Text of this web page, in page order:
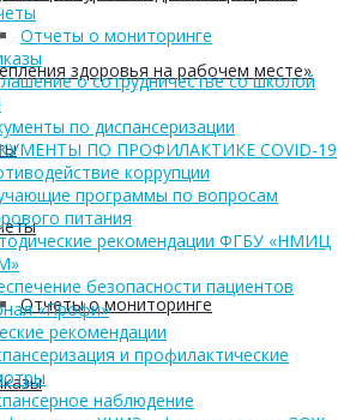
здоровья на рабочем месте»
Отчеты о мониторинге
Отчеты о мониторинге
о сотрудничестве со школой
по диспансеризации
ПО ПРОФИЛАКТИКЕ COVID-19
коррупции
программы по вопросам
питания
рекомендации ФГБУ «НМИЦ
безопасности пациентов
«Профи»
рекомендации
и профилактические
наблюдение